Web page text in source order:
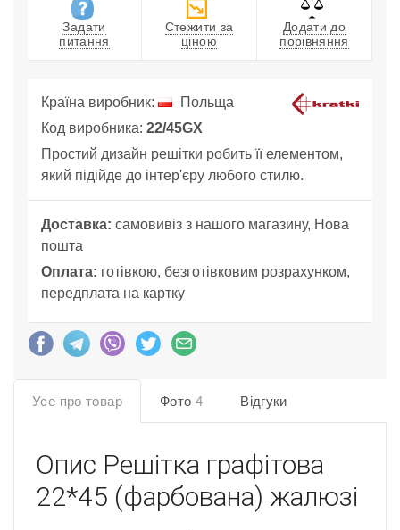
Задати
питання
Стежити за
ціною
Додати до
порівняння
Країна виробник:
Польща
Код виробника: 22/45GX
Простий дизайн решітки робить її елементом,
який підійде до інтер'єру любого стилю.
Доставка: самовивіз з нашого магазину, Нова
пошта
Оплата: готівкою, безготівковим розрахунком,
передплата на картку
Усе про товар Фото 4 Відгуки
Опис Решітка графітова
22*45 (фарбована) жалюзі